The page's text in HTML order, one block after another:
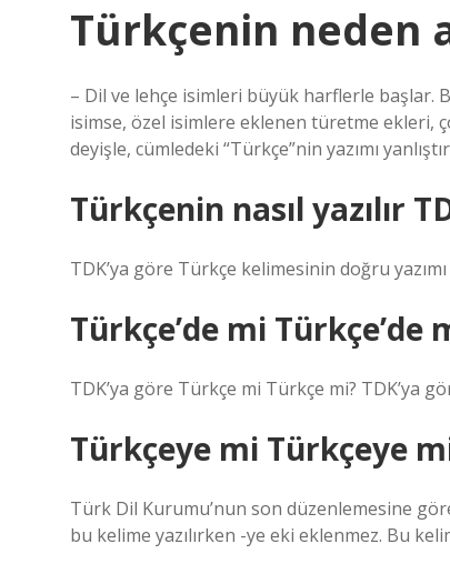
Türkçenin neden
– Dil ve lehçe isimleri büyük harflerle başlar.
isimse, özel isimlere eklenen türetme ekleri,
deyişle, cümledeki “Türkçe”nin yazımı
Türkçenin nasıl yazılır
TDK’ya göre Türkçe kelimesinin doğru
Türkçe’de mi Türkçe’de
TDK’ya göre Türkçe mi Türkçe mi? TDK’ya
Türkçeye mi Türkçeye
Türk Dil Kurumu’nun son düzenlemesine
bu kelime yazılırken -ye eki eklenmez. Bu